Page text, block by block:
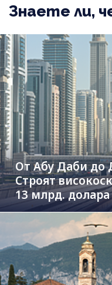
Знаете ли,
От Абу Даби до
Строят
13 млрд. долара